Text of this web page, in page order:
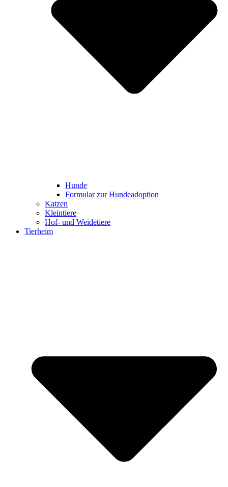
Hunde
Formular zur Hundeadoption
Katzen
Kleintiere
Hof- und Weidetiere
Tierheim